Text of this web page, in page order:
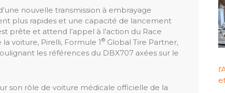
nouvelle transmission à embrayage
plus rapides et une capacité de lancement
prête et attend l’appel à l’action du Race
voiture, Pirelli, Formule 1® Global Tire Partner,
les références du DBX707 axées sur le
son rôle de voiture médicale officielle de la